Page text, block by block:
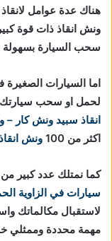
هناك عدة عوامل لانقاذ
ونش انقاذ ذات قوة
سحب السيارة بسهولة
اما السيارات
لحمل او سحب
انقاذ سبيد ونش كار –
اكثر من 100
ونش انقاذ
كما نمتلك عدد كبير
سيارات في الزاوية
لاستقبال مكالماتك
مهمة محددة وممثلي